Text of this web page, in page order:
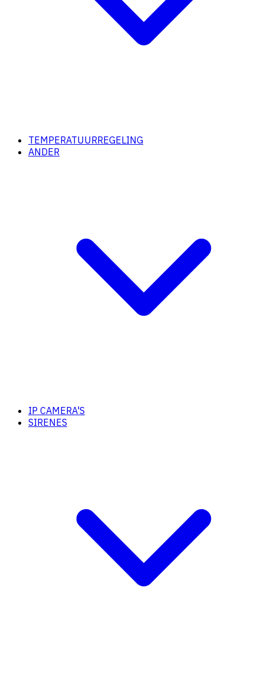
TEMPERATUURREGELING
ANDER
IP CAMERA'S
SIRENES